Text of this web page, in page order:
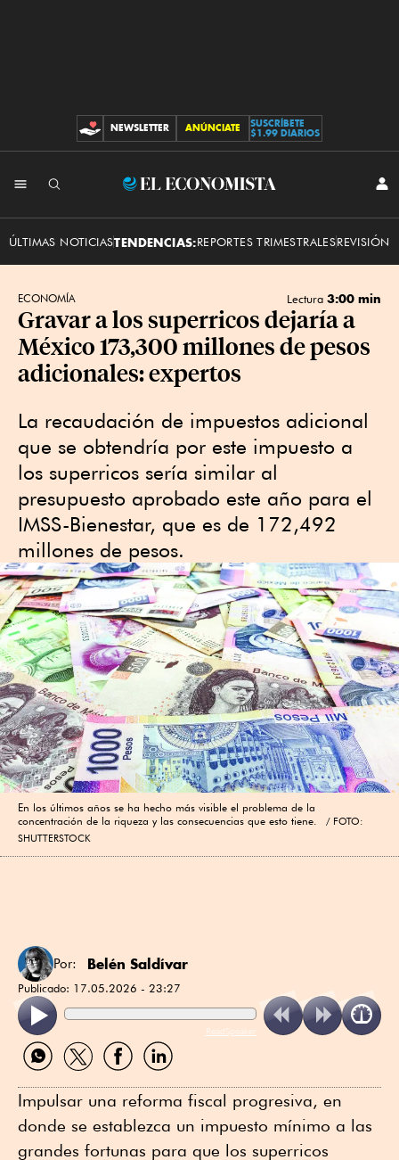
CONTRIBUCIONES
NEWSLETTER ANÚNCIATE
SUSCRÍBETE
$1.99 DIARIOS
El
ÚLTIMAS NOTICIASTENDENCIAS:REPORTES TRIMESTRALESREVISIÓN
ECONOMÍA Lectura 3:00 min
Gravar a los superricos dejaría a
México 173,300 millones de pesos
adicionales: expertos
La recaudación de impuestos adicional
que se obtendría por este impuesto a
los superricos sería similar al
presupuesto aprobado este año para el
IMSS-Bienestar, que es de 172,492
millones de pesos.
En los últimos años se ha hecho más visible el problema de la
concentración de la riqueza y las consecuencias que esto tiene.
FOTO:
SHUTTERSTOCK
Por: Belén Saldívar
Publicado: 17.05.2026 - 23:27
ReadSpeaker
Compartir
por
Compartir
por
Compartir
por
Compartir
por
Impulsar una reforma fiscal progresiva, en
donde se establezca un impuesto mínimo a las
grandes fortunas para que los superricos